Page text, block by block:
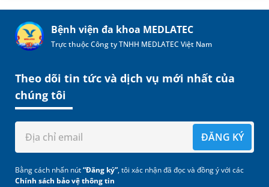
Bệnh viện đa khoa MEDLATEC
Trực thuộc Công ty TNHH MEDLATEC Việt Nam
Theo dõi tin tức và dịch vụ mới nhất của
chúng tôi
ĐĂNG KÝ
Bằng cách nhấn nút“Đăng ký”, tôi xác nhận đã đọc và đồng ý với các
Chính sách bảo vệ thông tin